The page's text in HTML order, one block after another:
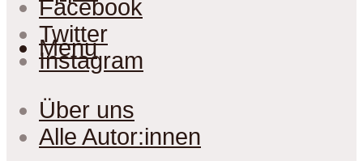
Menu
Facebook
Twitter
Instagram
Über uns
Alle Autor:innen